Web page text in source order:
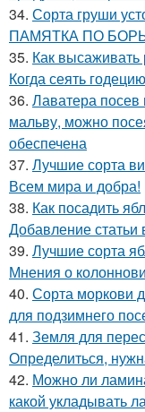
34. Сорта груши
ПАМЯТКА ПО
35. Как высаживать
Когда сеять
36. Лаватера посев
мальву, можно
обеспечена
37. Лучшие сорта
Всем мира и добра!
38. Как посадить
Добавление статьи
39. Лучшие сорта
Мнения о
40. Сорта моркови
для подзимнего
41. Земля для
Определиться,
42. Можно ли
какой укладывать